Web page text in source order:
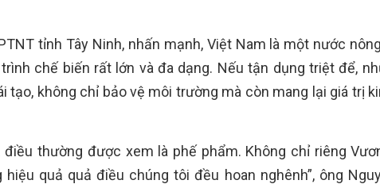
tỉnh Tây Ninh, nhấn mạnh, Việt Nam là một nước
chế biến rất lớn và đa dạng. Nếu tận dụng triệt để,
tạo, không chỉ bảo vệ môi trường mà còn mang lại giá trị
điều thường được xem là phế phẩm. Không chỉ riêng
quả quả điều chúng tôi đều hoan nghênh”, ông